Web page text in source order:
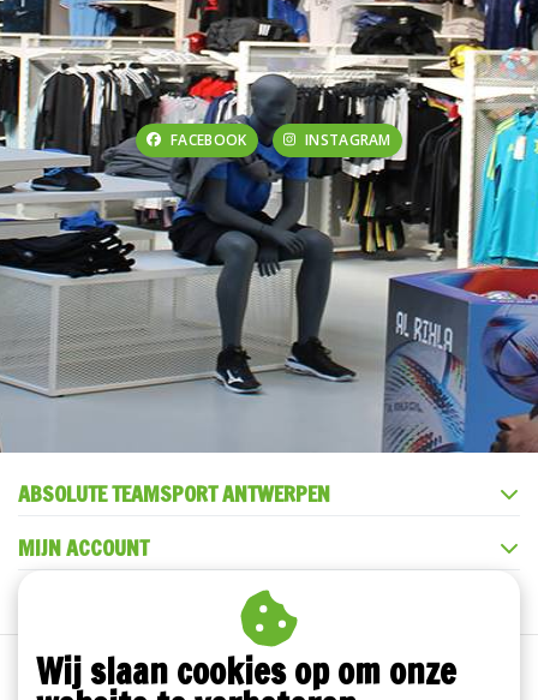
FACEBOOK INSTAGRAM
ABSOLUTE TEAMSPORT ANTWERPEN
MIJN ACCOUNT
Wij slaan cookies op om onze